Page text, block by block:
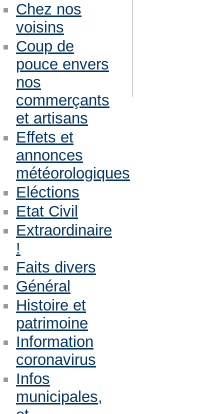
Chez nos
voisins
Coup de
pouce envers
nos
commerçants
et artisans
Effets et
annonces
météorologiques
Eléctions
Etat Civil
Extraordinaire
!
Faits divers
Général
Histoire et
patrimoine
Information
coronavirus
Infos
municipales,